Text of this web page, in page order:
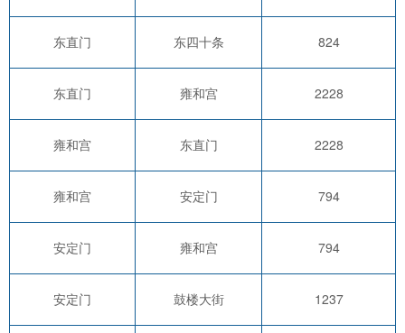
东直门 东四十条 824
东直门 雍和宫 2228
雍和宫 东直门 2228
雍和宫 安定门 794
安定门 雍和宫 794
安定门 鼓楼大街 1237